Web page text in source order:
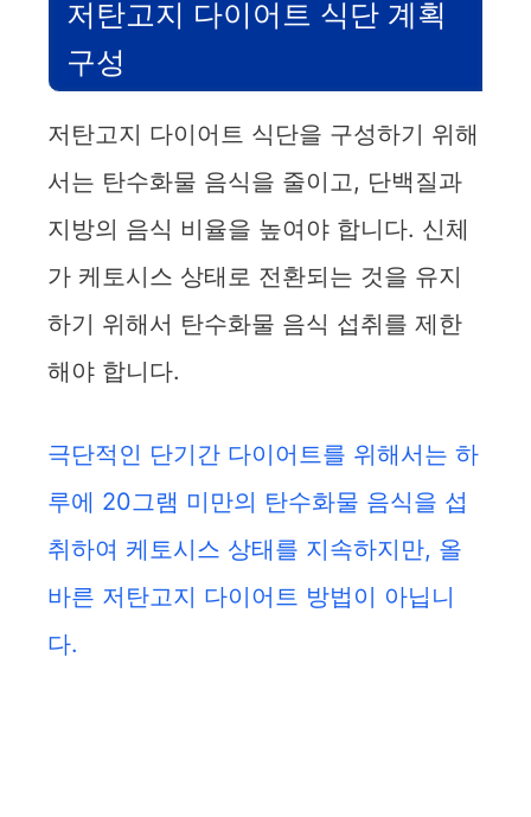
저탄고지 다이어트 식단 계획
구성
저탄고지 다이어트 식단을 구성하기 위해
서는 탄수화물 음식을 줄이고, 단백질과
지방의 음식 비율을 높여야 합니다. 신체
가 케토시스 상태로 전환되는 것을 유지
하기 위해서 탄수화물 음식 섭취를 제한
해야 합니다.
극단적인 단기간 다이어트를 위해서는 하
루에 20그램 미만의 탄수화물 음식을 섭
취하여 케토시스 상태를 지속하지만, 올
바른 저탄고지 다이어트 방법이 아닙니
다.